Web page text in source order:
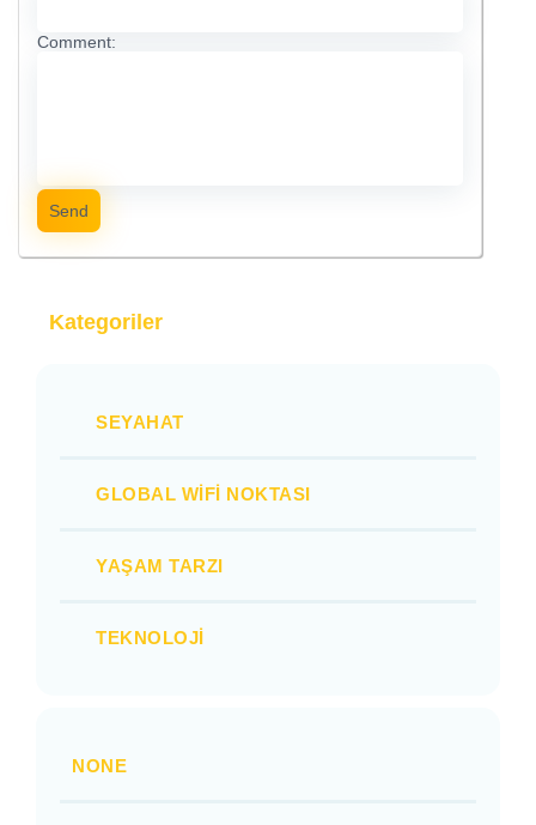
Comment:
Send
Kategoriler
SEYAHAT
GLOBAL WIFI NOKTASI
YAŞAM TARZI
TEKNOLOJI
NONE